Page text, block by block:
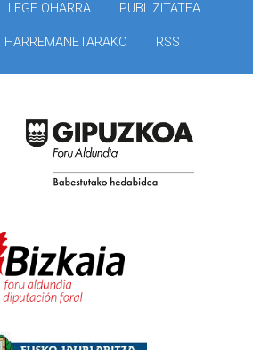
LEGE OHARRA PUBLIZITATEA
HARREMANETARAKO RSS